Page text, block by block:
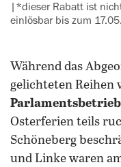
|*dieser Rabatt ist
einlösbar bis zum
Während das
gelichteten Reihen
Osterferien teils
Schöneberg
und Linke waren